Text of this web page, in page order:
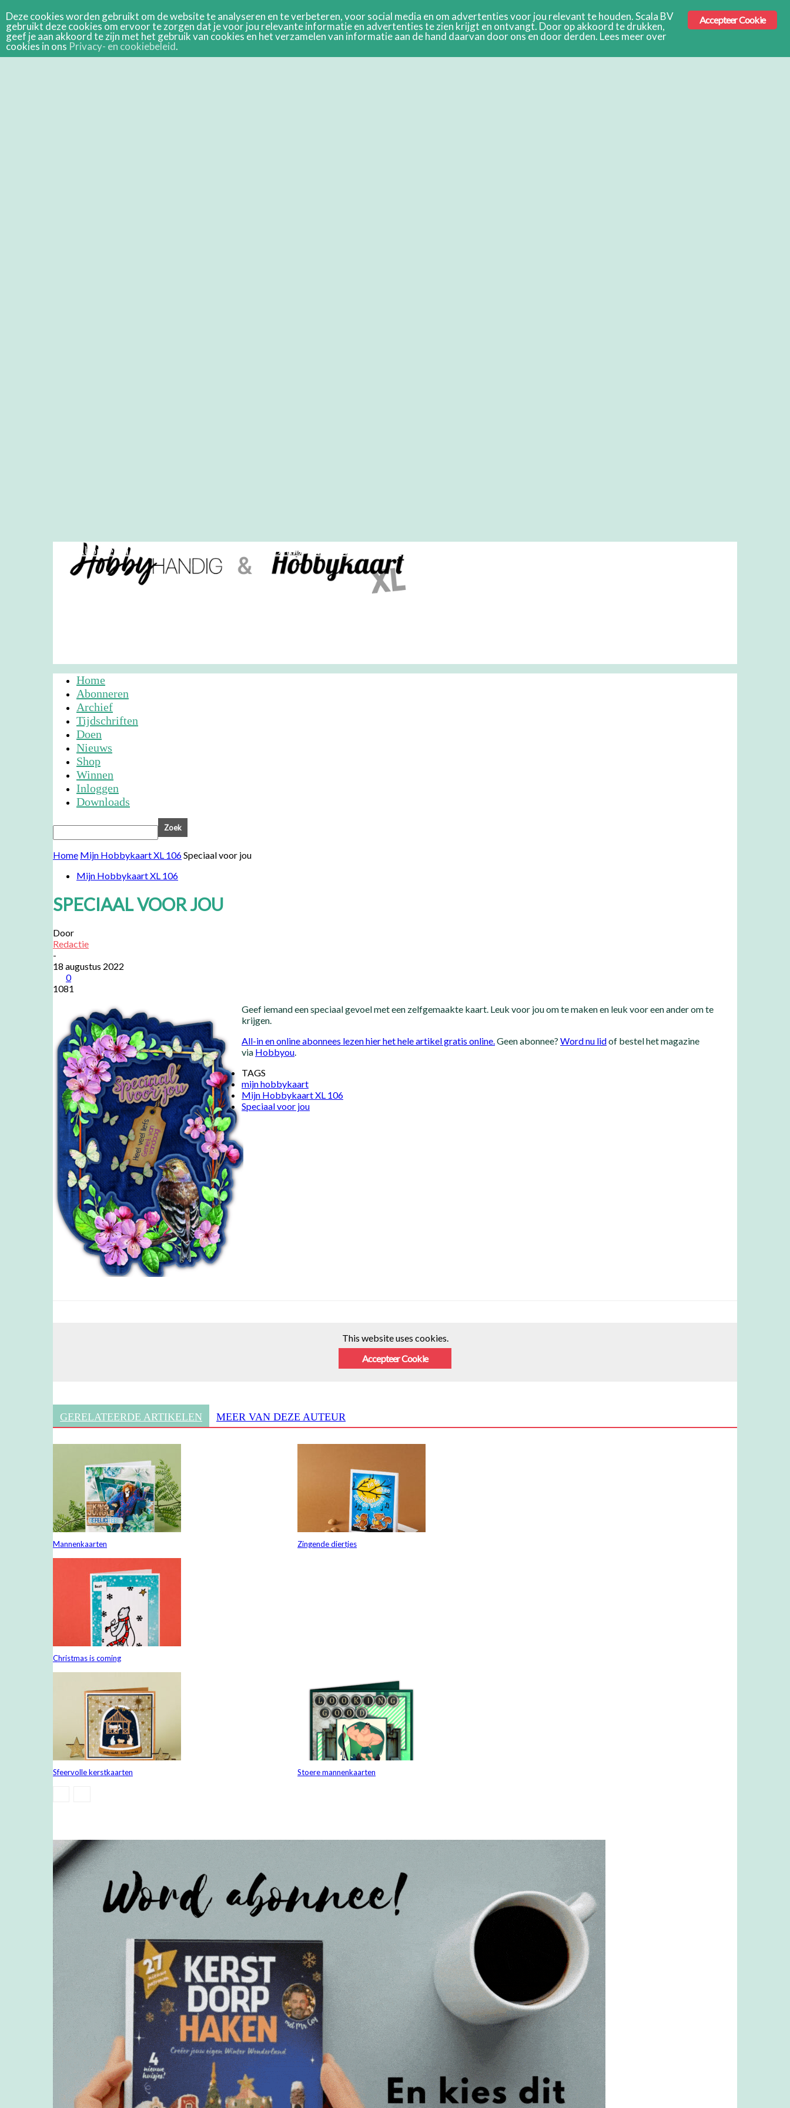
Abonneren Demo Archief
Home
Abonneren
Archief
Tijdschriften
Doen
Nieuws
Shop
Winnen
Inloggen
Downloads
Home Mijn Hobbykaart XL 106Speciaal voor jou
Mijn Hobbykaart XL 106
SPECIAAL VOOR JOU
Door
Redactie
-
18 augustus 2022
0
1081
Geef iemand een speciaal gevoel met een zelfgemaakte kaart. Leuk voor jou om te maken en leuk voor een ander om te
krijgen.
All-in en online abonnees lezen hier het hele artikel gratis online.Geen abonnee? Word nu lidof bestel het magazine
via Hobbyou.
TAGS
mijn hobbykaart
Mijn Hobbykaart XL 106
Speciaal voor jou
This website uses cookies.
Accepteer Cookie
GERELATEERDE ARTIKELEN MEER VAN DEZE AUTEUR
Mannenkaarten Zingende diertjes
Christmas is coming
Sfeervolle kerstkaarten Stoere mannenkaarten
Accepteer Cookie
Deze cookies worden gebruikt om de website te analyseren en te verbeteren, voor social media en om advertenties voor jou relevant te houden. Scala BV
gebruikt deze cookies om ervoor te zorgen dat je voor jou relevante informatie en advertenties te zien krijgt en ontvangt. Door op akkoord te drukken,
geef je aan akkoord te zijn met het gebruik van cookies en het verzamelen van informatie aan de hand daarvan door ons en door derden. Lees meer over
cookies in ons Privacy- en cookiebeleid.